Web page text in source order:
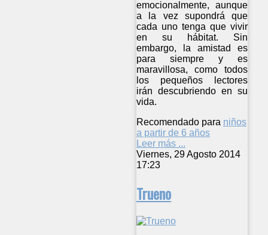
emocionalmente, aunque
a la vez supondrá que
cada uno tenga que vivir
en su hábitat. Sin
embargo, la amistad es
para siempre y es
maravillosa, como todos
los pequeños lectores
irán descubriendo en su
vida.
Recomendado para niños
a partir de 6 años
Leer más ...
Viernes, 29 Agosto 2014
17:23
Trueno